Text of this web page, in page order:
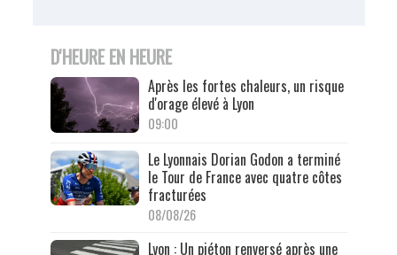
D'HEURE EN HEURE
Après les fortes chaleurs, un risque
d'orage élevé à Lyon
09:00
Le Lyonnais Dorian Godon a terminé
le Tour de France avec quatre côtes
fracturées
08/08/26
Lyon : Un piéton renversé après une